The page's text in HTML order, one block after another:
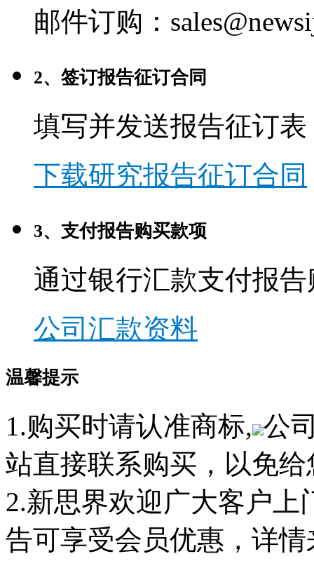
邮件订购：
2、签订报告征订合同
填写并发送报告征订表
下载研究报告征订合同
3、支付报告购买款项
通过银行汇款支付报
公司汇款资料
温馨提示
1.购买时请认准商标, 公
站直接联系购买，以免
2.新思界欢迎广大客户
告可享受会员优惠，详